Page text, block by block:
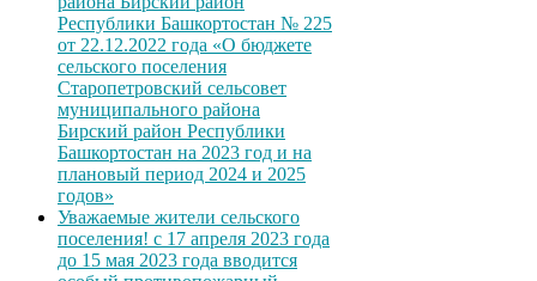
Республики Башкортостан № 225
от 22.12.2022 года «О бюджете
сельского поселения
Старопетровский сельсовет
муниципального района
Бирский район Республики
Башкортостан на 2023 год и на
плановый период 2024 и 2025
годов»
Уважаемые жители сельского
поселения! с 17 апреля 2023 года
до 15 мая 2023 года вводится